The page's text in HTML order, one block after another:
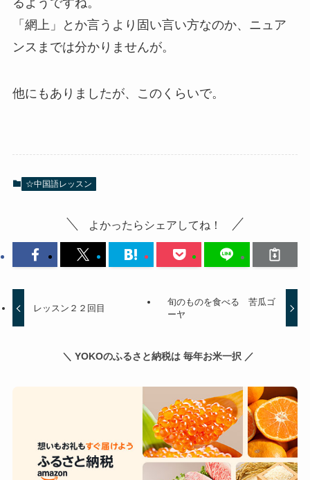
「網上」とか言うより固い言い方なのか、ニュア
ンスまでは分かりませんが。
他にもありましたが、このくらいで。
☆中国語レッスン
よかったらシェアしてね！
レッスン２２回目
旬のものを食べる 苦瓜ゴ
ーヤ
＼ YOKOのふるさと納税は 毎年お米一択 ／